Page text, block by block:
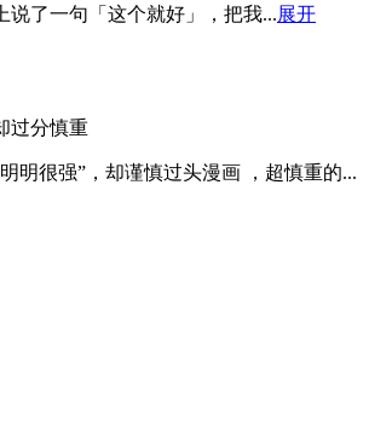
说了一句「这个就好」，把我...展开
过分慎重
明很强”，却谨慎过头漫画 ，超慎重的...